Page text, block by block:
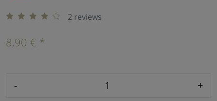
2 reviews
8,90 € *
- +